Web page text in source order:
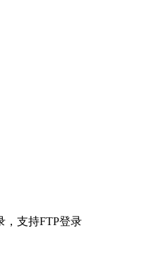
，支持FTP登录